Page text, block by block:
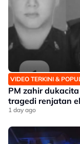
VIDEO TERKINI &
PM zahir
tragedi renjatan
1 day ago